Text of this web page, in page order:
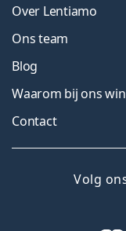
Over Lentiamo
Ons team
Blog
Waarom bij ons
Contact
Volg